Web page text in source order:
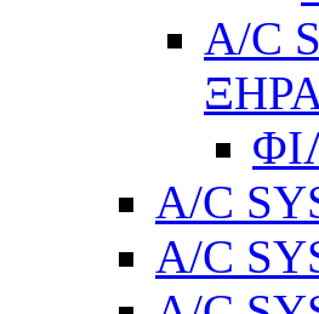
A/C
A/C
A/C